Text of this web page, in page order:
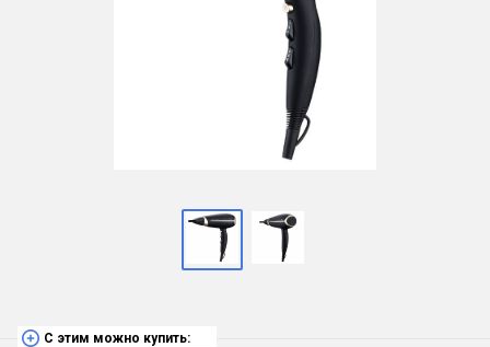
С этим можно купить: